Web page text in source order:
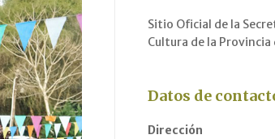
Sitio Oficial de la
Cultura de la Provincia
Datos de
Dirección